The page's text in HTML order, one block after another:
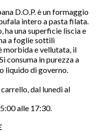
D.O.P. è un formaggio
intero a pasta filata.
una superficie liscia e
a foglie sottili
morbida e vellutata, il
consuma in purezza a
liquido di governo.
dal lunedi al
alle 17:30.